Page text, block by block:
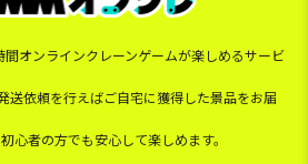
オンラインクレーンゲームが楽しめるサービ
送依頼を行えばご自宅に獲得した景品をお届
心者の方でも安心して楽しめます。